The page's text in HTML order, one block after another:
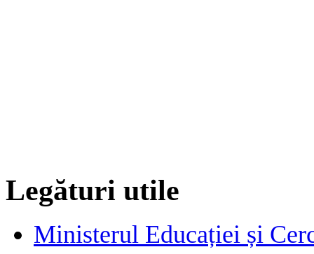
Legături utile
Ministerul Educației și